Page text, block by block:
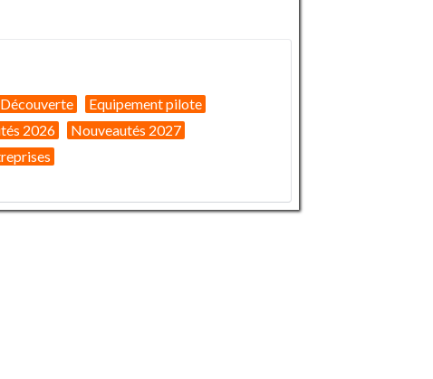
Découverte
Equipement pilote
2026
Nouveautés 2027